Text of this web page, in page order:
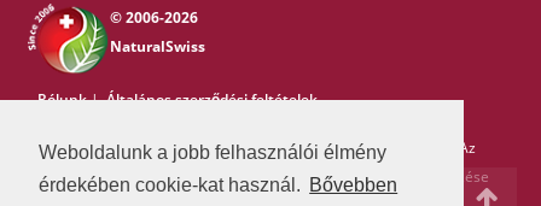
Weboldalunk a jobb felhasználói élmény
érdekében cookie-kat használ. Bővebben
© 2006-2026
NaturalSwiss
Rólunk|Általános szerződési feltételek
Copyright © 2006-2026 NaturalSwissMinden jog fenntartva. Az
oldal tartalma nem másolható a Natural Swiss írásos beleegyezése